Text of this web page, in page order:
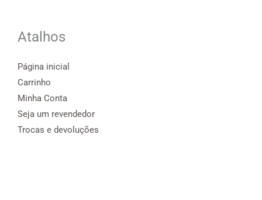
Atalhos
Página inicial
Carrinho
Minha Conta
Seja um revendedor
Trocas e devoluções